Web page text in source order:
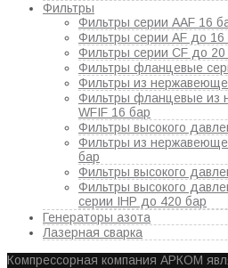
Фильтры
Фильтры серии AAF 16
Фильтры серии AF до 16
Фильтры серии CF до 20
Фильтры фланцевые
Фильтры из
Фильтры фланцевые из
WFIF 16 бар
Фильтры высокого
Фильтры из
бар
Фильтры высокого
Фильтры высокого
серии IHP до 420 бар
Генераторы азота
Лазерная сварка
Компрессорная компания АРКОМ